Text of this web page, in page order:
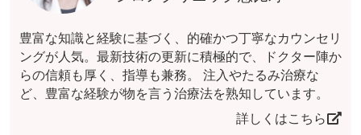
豊富な知識と経験に基づく、的確かつ丁寧なカウンセリ
ングが人気。最新技術の更新に積極的で、ドクター陣か
らの信頼も厚く、指導も兼務。 注入やたるみ治療な
ど、豊富な経験が物を言う治療法を熟知しています。
詳しくはこちら